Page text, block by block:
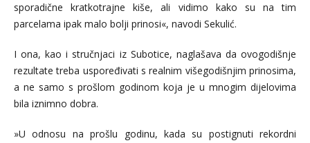
sporadične kratkotrajne kiše, ali vidimo kako su na tim
parcelama ipak malo bolji prinosi«, navodi Sekulić.
I ona, kao i stručnjaci iz Subotice, naglašava da ovogodišnje
rezultate treba uspoređivati s realnim višegodišnjim prinosima,
a ne samo s prošlom godinom koja je u mnogim dijelovima
bila iznimno dobra.
»U odnosu na prošlu godinu, kada su postignuti rekordni